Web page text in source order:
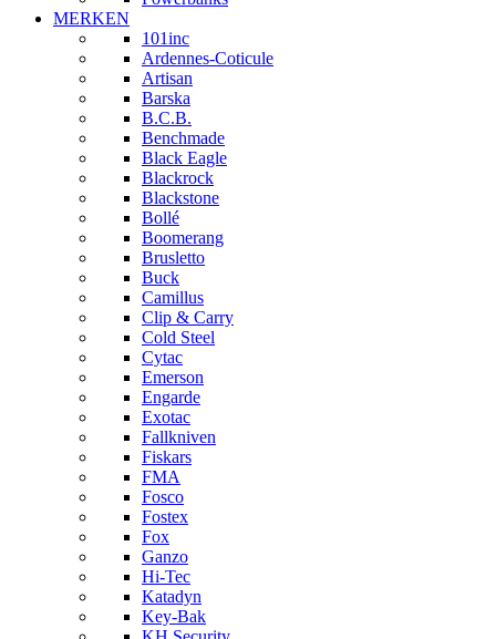
MERKEN
101inc
Ardennes-Coticule
Artisan
Barska
B.C.B.
Benchmade
Black Eagle
Blackrock
Blackstone
Bollé
Boomerang
Brusletto
Buck
Camillus
Clip & Carry
Cold Steel
Cytac
Emerson
Engarde
Exotac
Fallkniven
Fiskars
FMA
Fosco
Fostex
Fox
Ganzo
Hi-Tec
Katadyn
Key-Bak